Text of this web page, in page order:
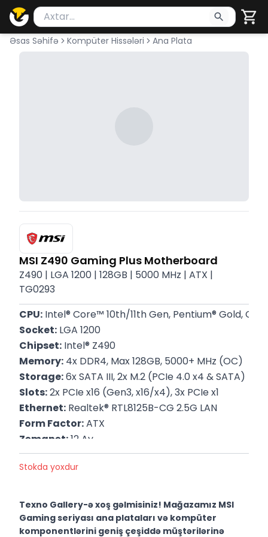
Məhsul axtar
Axtarış üçün ən azı 2 simvol yazın. Göndərmək
Əsas Səhifə Kompüter Hissələri Ana Plata
MSI Z490 Gaming Plus Motherboard
Z490 | LGA 1200​ | 128GB | 5000 MHz | ATX |
TG0293
CPU: Intel® Core™ 10th/11th Gen, Pentium® Gold,
Socket: LGA 1200
Chipset: Intel® Z490
Memory: 4x DDR4, Max 128GB, 5000+ MHz (OC)
Storage: 6x SATA III, 2x M.2 (PCIe 4.0 x4 & SATA)
Slots: 2x PCIe x16 (Gen3, x16/x4), 3x PCIe x1
Ethernet: Realtek® RTL8125B-CG 2.5G LAN
Form Factor: ATX
Zəmanət: 12 Ay
Stokda yoxdur
Texno Gallery-ə xoş gəlmisiniz! Mağazamız MSI
Gaming seriyası ana plataları və kompüter
komponentlərini geniş çeşiddə müştərilərinə